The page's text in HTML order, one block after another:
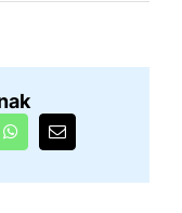
WhatsAppEmail: